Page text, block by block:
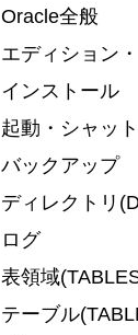
Oracle全般
エディション
インストール
起動・シャッ
バックアップ
ディレクトリ
ログ
表領域
テーブル